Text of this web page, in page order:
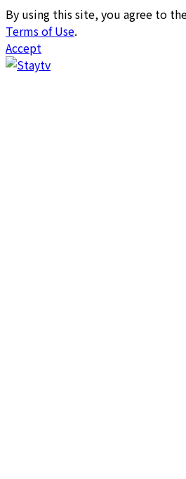
By using this site, you agree to
Terms of Use.
Accept